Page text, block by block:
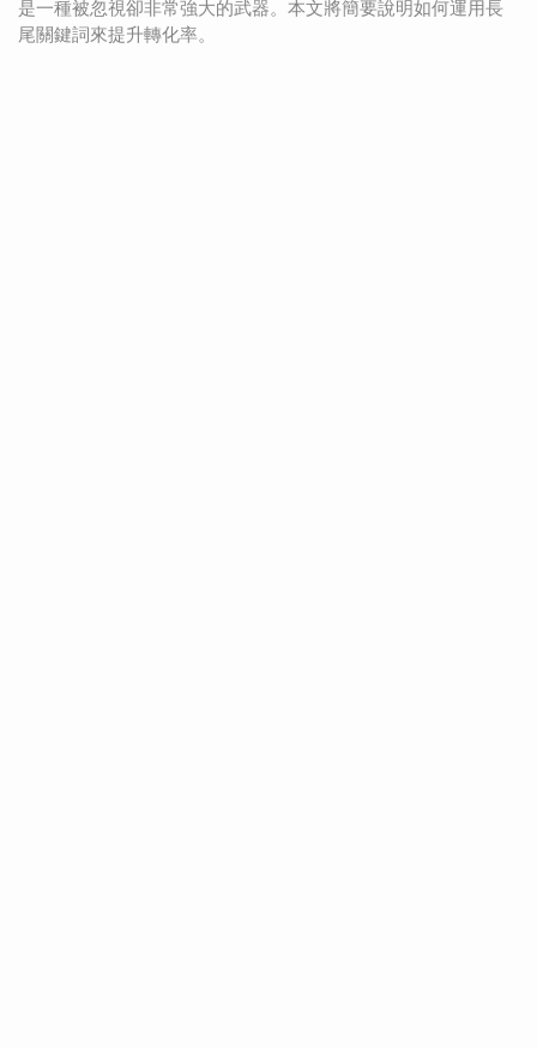
是一種被忽視卻非常強大的武器。本文將簡要說明如何運用長
尾關鍵詞來提升轉化率。